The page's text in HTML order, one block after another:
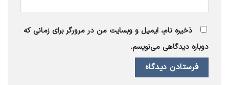
ذخیره نام، ایمیل و وبسایت من در مرورگر برای زمانی که
دوباره دیدگاهی می‌نویسم.